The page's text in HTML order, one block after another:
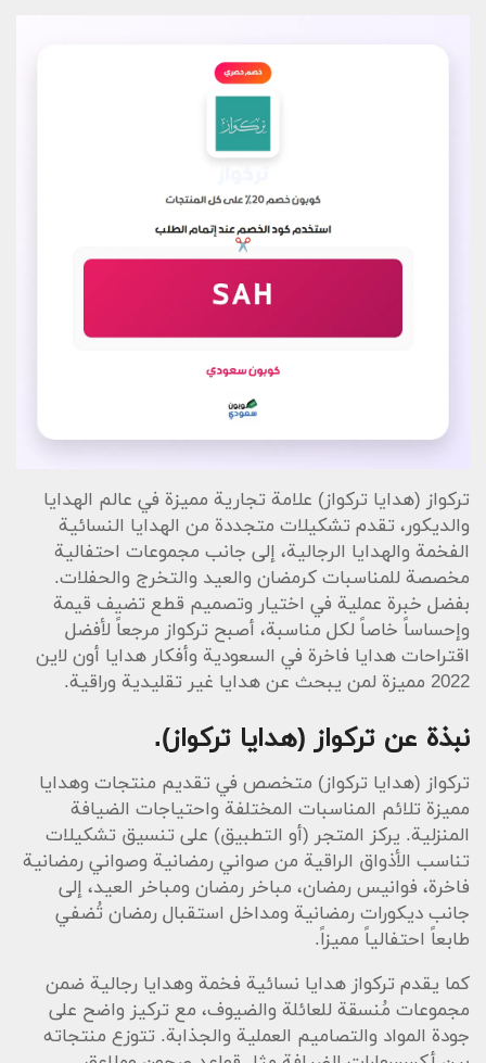
تركواز (هدايا تركواز) علامة تجارية مميزة في عالم الهدايا
والديكور، تقدم تشكيلات متجددة من الهدايا النسائية
الفخمة والهدايا الرجالية، إلى جانب مجموعات احتفالية
مخصصة للمناسبات كرمضان والعيد والتخرج والحفلات.
بفضل خبرة عملية في اختيار وتصميم قطع تضيف قيمة
وإحساساً خاصاً لكل مناسبة، أصبح تركواز مرجعاً لأفضل
اقتراحات هدايا فاخرة في السعودية وأفكار هدايا أون لاين
2022 مميزة لمن يبحث عن هدايا غير تقليدية وراقية.
نبذة عن تركواز (هدايا تركواز).
تركواز (هدايا تركواز) متخصص في تقديم منتجات وهدايا
مميزة تلائم المناسبات المختلفة واحتياجات الضيافة
المنزلية. يركز المتجر (أو التطبيق) على تنسيق تشكيلات
تناسب الأذواق الراقية من صواني رمضانية وصواني رمضانية
فاخرة، فوانيس رمضان، مباخر رمضان ومباخر العيد، إلى
جانب ديكورات رمضانية ومداخل استقبال رمضان تُضفي
طابعاً احتفالياً مميزاً.
كما يقدم تركواز هدايا نسائية فخمة وهدايا رجالية ضمن
مجموعات مُنسقة للعائلة والضيوف، مع تركيز واضح على
جودة المواد والتصاميم العملية والجذابة. تتوزع منتجاته